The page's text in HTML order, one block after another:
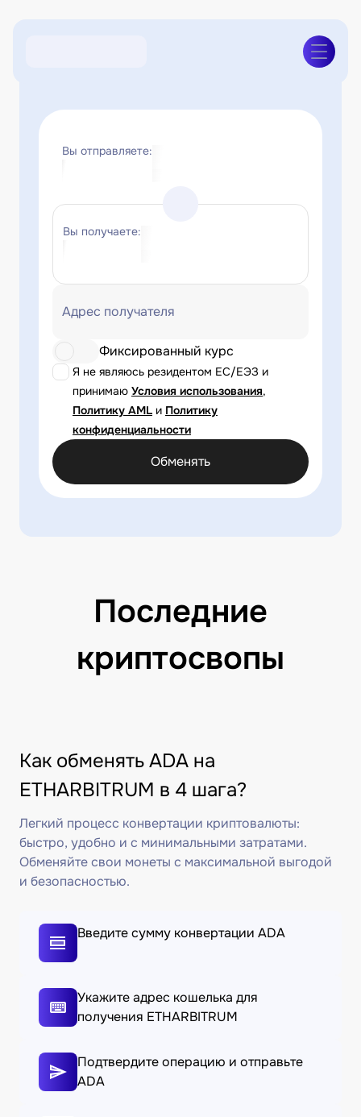
Вы отправляете:
Вы получаете:
Адрес получателя
Я не являюсь резидентом ЕС/ЕЭЗ и
принимаю Условия использования,
Политику AML и Политику
конфиденциальности
Фиксированный курс
Обменять
Последние
криптосвопы
Как обменять ADA на
ETHARBITRUM в 4 шага?
Легкий процесс конвертации криптовалюты:
быстро, удобно и с минимальными затратами.
Обменяйте свои монеты с максимальной выгодой
и безопасностью.
Введите сумму конвертации ADA
Укажите адрес кошелька для
получения ETHARBITRUM
Подтвердите операцию и отправьте
ADA